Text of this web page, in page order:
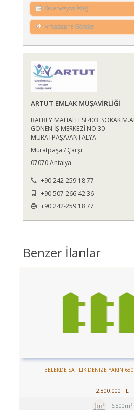
Rezervasyon İsteği
Arkadaşına Gönder
ARTUT EMLAK MÜŞAVİRLİĞİ
BALBEY MAHALLESİ 403. SOKAK
GÖNEN İŞ MERKEZİ NO:30
MURATPAŞA/ANTALYA
Muratpaşa / Çarşı
07070 Antalya
+90 242-259 18 77
+90 507-266 42 36
+90 242-259 18 77
Benzer İlanlar
BELEKDE SATILIK DENIZE YAKIN
2,800,000 TL
6,800m²